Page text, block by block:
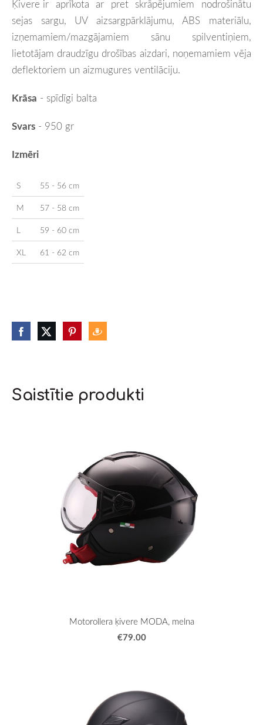
Ķivere ir aprīkota ar pret skrāpējumiem nodrošinātu
sejas sargu, UV aizsargpārklājumu, ABS materiālu,
izņemamiem/mazgājamiem sānu spilventiņiem,
lietotājam draudzīgu drošības aizdari, noņemamiem vēja
deflektoriem un aizmugures ventilāciju.
Krāsa - spīdīgi balta
Svars - 950 gr
Izmēri
S
55 - 56 cm
M
57 - 58 cm
L
59 - 60 cm
XL
61 - 62 cm
Saistītie produkti
Motorollera ķivere MODA, melna
€79.00